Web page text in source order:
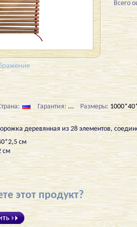
Всего
Гарантия: ... Размеры:
деревянная из 28 элементов,
см
см
этот продукт?